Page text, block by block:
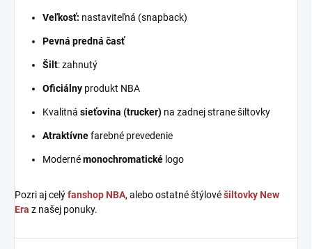
Veľkosť: nastaviteľná (snapback)
Pevná predná časť
Šilt: zahnutý
Oficiálny produkt NBA
Kvalitná sieťovina (trucker) na zadnej strane šiltovky
Atraktívnefarebné prevedenie
Modernémonochromatické logo
Pozri aj celýfanshop NBA, alebo ostatné štýlovéšiltovky New
Era z našej ponuky.